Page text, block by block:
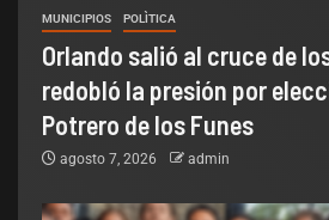
MUNICIPIOS POLÌTICA
Orlando salió al cruce de
redobló la presión por
Potrero de los Funes
agosto 7, 2026 admin